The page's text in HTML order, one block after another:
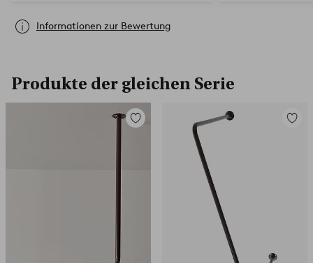
Informationen zur Bewertung
Produkte der gleichen Serie
Zu
Zu